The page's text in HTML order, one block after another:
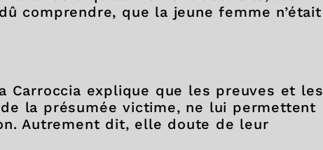
comprendre, que la jeune femme n’était
Carroccia explique que les preuves et les
la présumée victime, ne lui permettent
Autrement dit, elle doute de leur